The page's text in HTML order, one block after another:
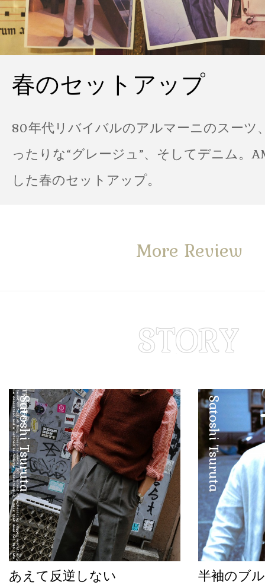
春のセットアップ
80年代リバイバルのアルマーニのスーツ
ったりな“グレージュ”、そしてデニム。
した春のセットアップ。
More Review
Satoshi Tsuruta
あえて反逆しない
Satoshi Tsuruta
半袖のブ